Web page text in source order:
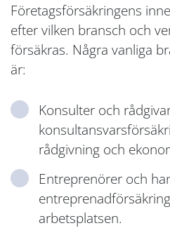
Företagsförsäkringens
efter vilken bransch och
försäkras. Några vanliga
är:
Konsulter och
rådgivning och
Entreprenörer och
arbetsplatsen.